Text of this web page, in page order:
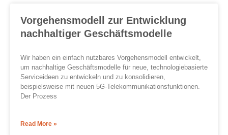
Vorgehensmodell zur Entwicklung
nachhaltiger Geschäftsmodelle
Wir haben ein einfach nutzbares Vorgehensmodell entwickelt,
um nachhaltige Geschäftsmodelle für neue, technologiebasierte
Serviceideen zu entwickeln und zu konsolidieren,
beispielsweise mit neuen 5G-Telekommunikationsfunktionen.
Der Prozess
Read More »